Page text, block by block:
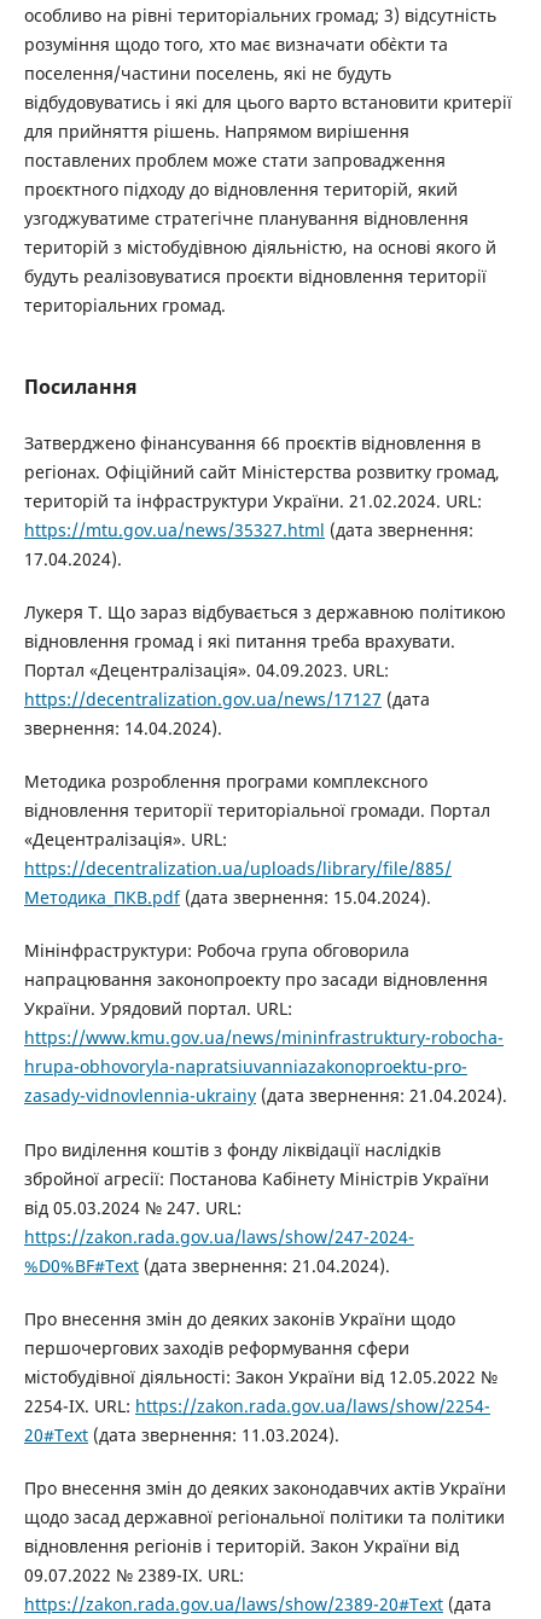
особливо на рівні територіальних громад; 3) відсутність
розуміння щодо того, хто має визначати об`єкти та
поселення/частини поселень, які не будуть
відбудовуватись і які для цього варто встановити критерії
для прийняття рішень. Напрямом вирішення
поставлених проблем може стати запровадження
проєктного підходу до відновлення територій, який
узгоджуватиме стратегічне планування відновлення
територій з містобудівною діяльністю, на основі якого й
будуть реалізовуватися проєкти відновлення території
територіальних громад.
Посилання
Затверджено фінансування 66 проєктів відновлення в
регіонах. Офіційний сайт Міністерства розвитку громад,
територій та інфраструктури України. 21.02.2024. URL:
https://mtu.gov.ua/news/35327.html (дата звернення:
17.04.2024).
Лукеря Т. Що зараз відбувається з державною політикою
відновлення громад і які питання треба врахувати.
Портал «Децентралізація». 04.09.2023. URL:
https://decentralization.gov.ua/news/17127 (дата
звернення: 14.04.2024).
Методика розроблення програми комплексного
відновлення території територіальної громади. Портал
«Децентралізація». URL:
https://decentralization.ua/uploads/library/file/885/
Методика_ПКВ.pdf(дата звернення: 15.04.2024).
Мінінфраструктури: Робоча група обговорила
напрацювання законопроекту про засади відновлення
України. Урядовий портал. URL:
https://www.kmu.gov.ua/news/mininfrastruktury-robocha-
hrupa-obhovoryla-napratsiuvanniazakonoproektu-pro-
zasady-vidnovlennia-ukrainy(дата звернення: 21.04.2024).
Про виділення коштів з фонду ліквідації наслідків
збройної агресії: Постанова Кабінету Міністрів України
від 05.03.2024 № 247. URL:
https://zakon.rada.gov.ua/laws/show/247-2024-
%D0%BF#Text(дата звернення: 21.04.2024).
Про внесення змін до деяких законів України щодо
першочергових заходів реформування сфери
містобудівної діяльності: Закон України від 12.05.2022 №
2254-IX. URL: https://zakon.rada.gov.ua/laws/show/2254-
20#Text(дата звернення: 11.03.2024).
Про внесення змін до деяких законодавчих актів України
щодо засад державної регіональної політики та політики
відновлення регіонів і територій. Закон України від
09.07.2022 № 2389-IX. URL:
https://zakon.rada.gov.ua/laws/show/2389-20#Text(дата